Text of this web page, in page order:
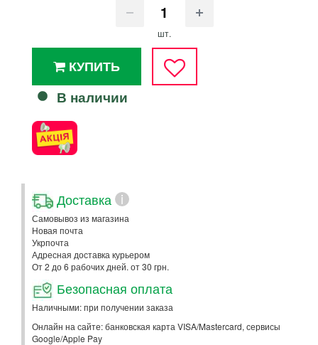
шт.
КУПИТЬ
В наличии
Доставка i
Самовывоз из магазина
Новая почта
Укрпочта
Адресная доставка курьером
От 2 до 6 рабочих дней. от 30 грн.
Безопасная оплата
Наличными: при получении заказа
Онлайн на сайте: банковская карта VISA/Mastercard, сервисы
Google/Apple Pay